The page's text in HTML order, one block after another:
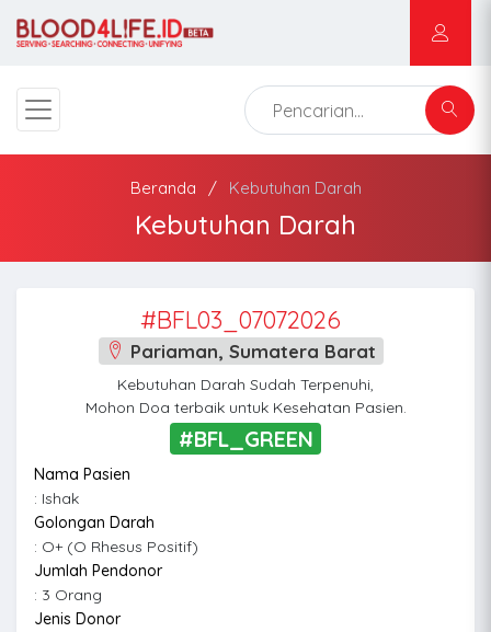
Beranda Kebutuhan Darah
Kebutuhan Darah
#BFL03_07072026
Pariaman, Sumatera Barat
Kebutuhan Darah Sudah Terpenuhi,
Mohon Doa terbaik untuk Kesehatan Pasien.
#BFL_GREEN
Nama Pasien
: Ishak
Golongan Darah
: O+ (O Rhesus Positif)
Jumlah Pendonor
: 3 Orang
Jenis Donor